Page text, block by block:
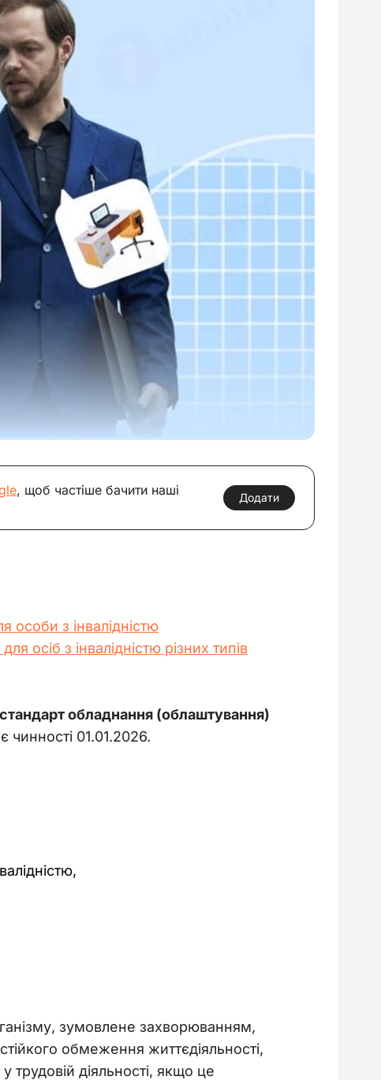
, щоб частіше бачити наші
Додати
особи з інвалідністю
осіб з інвалідністю різних типів
обладнання (облаштування)
чинності 01.01.2026.
зумовлене захворюванням,
обмеження життєдіяльності,
трудовій діяльності, якщо це